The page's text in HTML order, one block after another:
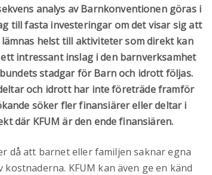
analys av Barnkonventionen göras i
till fasta investeringar om det visar sig att
helst till aktiviteter som direkt kan
intressant inslag i den barnverksamhet
stadgar för Barn och idrott följas.
och idrott har inte företräde framför
söker fler finansiärer eller deltar i
där KFUM är den ende finansiären.
då att barnet eller familjen saknar egna
KFUM kan även ge en känd